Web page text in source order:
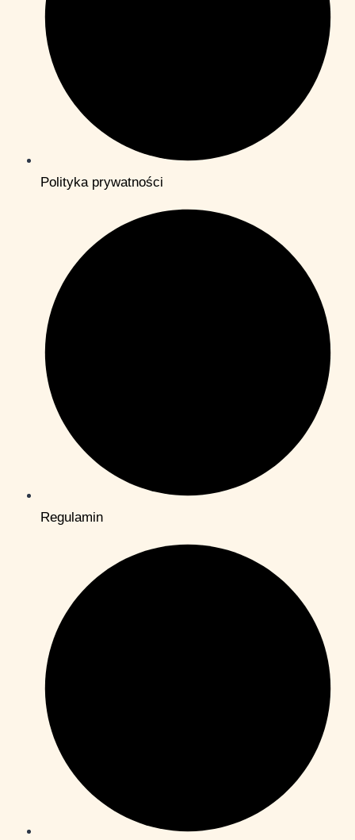
Polityka prywatności
Regulamin